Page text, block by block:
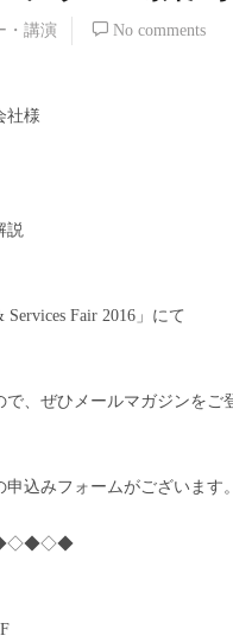
・講演 No comments
社様
説
Fair 2016」にて
、ぜひメールマガジンをご
込みフォームがございます